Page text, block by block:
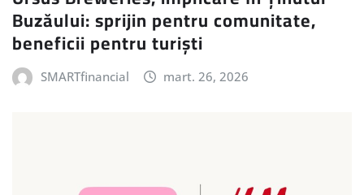
Buzăului: sprijin pentru comunitate,
beneficii pentru turiști
SMARTfinancial mart. 26, 2026